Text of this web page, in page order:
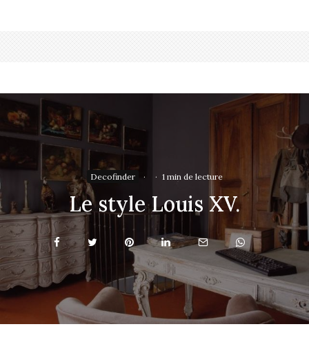
Decofinder · · 1 min de lecture
Le style Louis XV.